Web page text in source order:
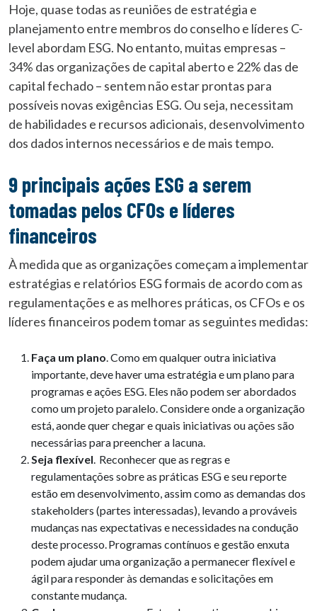
Hoje, quase todas as reuniões de estratégia e
planejamento entre membros do conselho e líderes C-
level abordam ESG. No entanto, muitas empresas –
34% das organizações de capital aberto e 22% das de
capital fechado – sentem não estar prontas para
possíveis novas exigências ESG. Ou seja, necessitam
de habilidades e recursos adicionais, desenvolvimento
dos dados internos necessários e de mais tempo.
9 principais ações ESG a serem
tomadas pelos CFOs e líderes
financeiros
À medida que as organizações começam a implementar
estratégias e relatórios ESG formais de acordo com as
regulamentações e as melhores práticas, os CFOs e os
líderes financeiros podem tomar as seguintes medidas:
Faça um plano. Como em qualquer outra iniciativa
importante, deve haver uma estratégia e um plano para
programas e ações ESG. Eles não podem ser abordados
como um projeto paralelo. Considere onde a organização
está, aonde quer chegar e quais iniciativas ou ações são
necessárias para preencher a lacuna.
Seja flexível. Reconhecer que as regras e
regulamentações sobre as práticas ESG e seu reporte
estão em desenvolvimento, assim como as demandas dos
stakeholders (partes interessadas), levando a prováveis
mudanças nas expectativas e necessidades na condução
deste processo. Programas contínuos e gestão enxuta
podem ajudar uma organização a permanecer flexível e
ágil para responder às demandas e solicitações em
constante mudança.